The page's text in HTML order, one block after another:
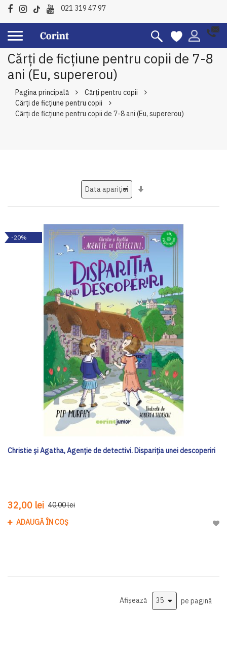
021 319 47 97
Cărți de ficțiune pentru copii de 7-8
ani (Eu, supererou)
Pagina principală
Cărți pentru copii
Cărți de ficțiune pentru copii
Cărți de ficțiune pentru copii de 7-8 ani (Eu, supererou)
-20%
Christie și Agatha, Agenție de detectivi. Dispariția unei descoperiri
32,00 lei 40,00 lei
ADAUGĂ ÎN COȘ
Afișează pe pagină